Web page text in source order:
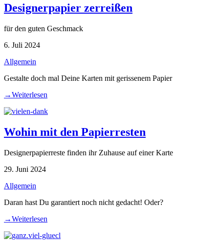
Designerpapier zerreißen
für den guten Geschmack
6. Juli 2024
Allgemein
Gestalte doch mal Deine Karten mit gerissenem Papier
→Weiterlesen
Wohin mit den Papierresten
Designerpapierreste finden ihr Zuhause auf einer Karte
29. Juni 2024
Allgemein
Daran hast Du garantiert noch nicht gedacht! Oder?
→Weiterlesen